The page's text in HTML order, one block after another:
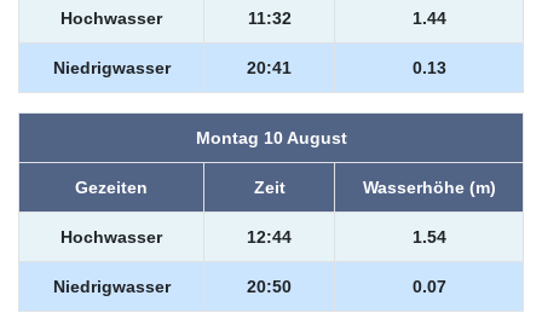
Hochwasser 11:32 1.44
Niedrigwasser 20:41 0.13
Montag 10 August
Gezeiten Zeit Wasserhöhe (m)
Hochwasser 12:44 1.54
Niedrigwasser 20:50 0.07